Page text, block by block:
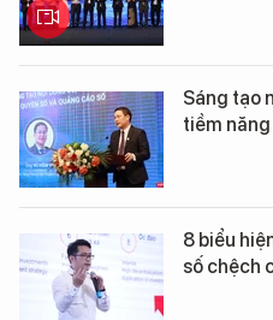
Sáng tạo
tiềm
8 biểu
số chệch